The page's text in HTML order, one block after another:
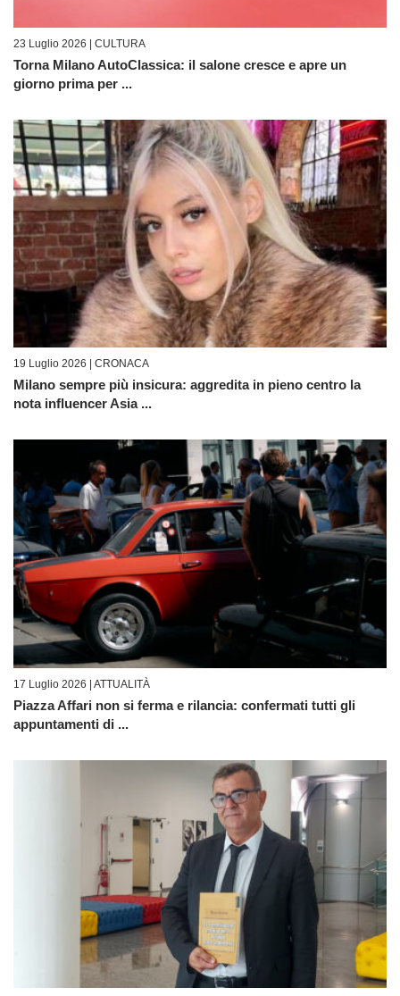
23 Luglio 2026 | CULTURA
Torna Milano AutoClassica: il salone cresce e apre un
giorno prima per ...
19 Luglio 2026 | CRONACA
Milano sempre più insicura: aggredita in pieno centro la
nota influencer Asia ...
17 Luglio 2026 | ATTUALITÀ
Piazza Affari non si ferma e rilancia: confermati tutti gli
appuntamenti di ...